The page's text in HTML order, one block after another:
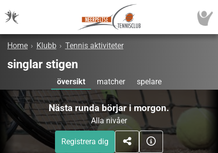
Home › Klubb › Tennis aktiviteter
singlar stigen
översikt matcher spelare
Nästa runda börjar i morgon.
Alla nivåer
Registrera dig